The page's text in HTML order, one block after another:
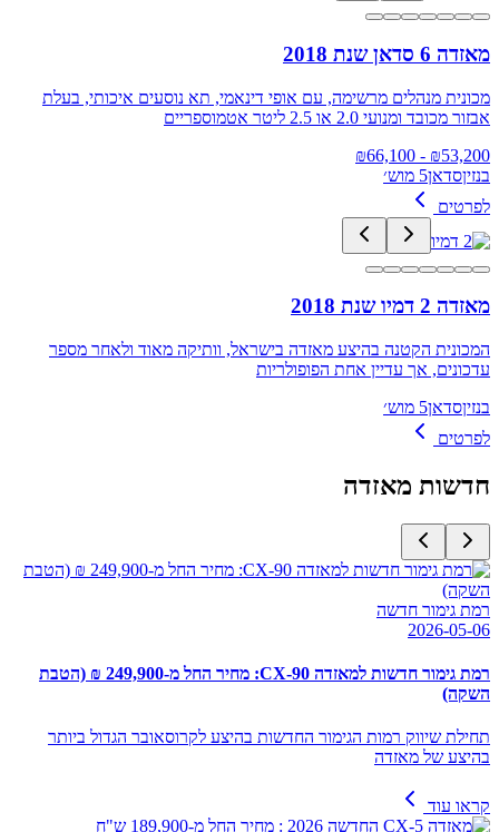
מאזדה 6 סדאן שנת 2018
מכונית מנהלים מרשימה, עם אופי דינאמי, תא נוסעים איכותי, בעלת
אבזור מכובד ומנועי 2.0 או 2.5 ליטר אטמוספריים
₪53,200
- ₪
66,100
בנזיןסדאן5 מוש׳
לפרטים
מאזדה 2 דמיו שנת 2018
המכונית הקטנה בהיצע מאזדה בישראל, וותיקה מאוד ולאחר מספר
עדכונים, אך עדיין אחת הפופולריות
בנזיןסדאן5 מוש׳
לפרטים
חדשות מאזדה
רמת גימור חדשה
2026-05-06
רמת גימור חדשות למאזדה CX-90: מחיר החל מ-249,900 ₪ (הטבת
השקה)
תחילת שיווק רמות הגימור החדשות בהיצע לקרוסאובר הגדול ביותר
בהיצע של מאזדה
קראו עוד